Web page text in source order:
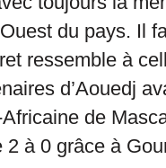
du pays. Il
ressemble à
d’Aouedj
de
2 à 0 grâce à